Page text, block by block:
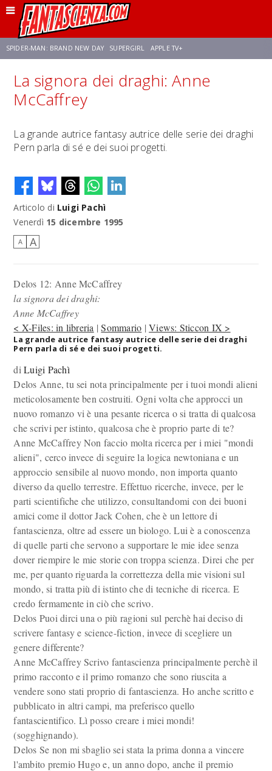
SPIDER-MAN: BRAND NEW DAY SUPERGIRL APPLE TV+
FRANCO RICCIARDIELLO ZENDAYA STAR TREK AVENGERS: DOOMSDAY
La signora dei draghi: Anne
McCaffrey
La grande autrice fantasy autrice delle serie dei draghi
Pern parla di sé e dei suoi progetti.
Articolo di Luigi Pachì
Venerdì 15 dicembre 1995
A A
Delos 12: Anne McCaffrey
la signora dei draghi:
Anne McCaffrey
< X-Files: in libreria |Sommario |Views: Sticcon IX >
La grande autrice fantasy autrice delle serie dei draghi
Pern parla di sé e dei suoi progetti.
diLuigi Pachì
Delos Anne, tu sei nota principalmente per i tuoi mondi alieni
meticolosamente ben costruiti. Ogni volta che approcci un
nuovo romanzo vi è una pesante ricerca o si tratta di qualcosa
che scrivi per istinto, qualcosa che è proprio parte di te?
Anne McCaffrey Non faccio molta ricerca per i miei "mondi
alieni", cerco invece di seguire la logica newtoniana e un
approccio sensibile al nuovo mondo, non importa quanto
diverso da quello terrestre. Effettuo ricerche, invece, per le
parti scientifiche che utilizzo, consultandomi con dei buoni
amici come il dottor Jack Cohen, che è un lettore di
fantascienza, oltre ad essere un biologo. Lui è a conoscenza
di quelle parti che servono a supportare le mie idee senza
dover riempire le mie storie con troppa scienza. Direi che per
me, per quanto riguarda la correttezza della mie visioni sul
mondo, si tratta più di istinto che di tecniche di ricerca. E
credo fermamente in ciò che scrivo.
Delos Puoi dirci una o più ragioni sul perchè hai deciso di
scrivere fantasy e science-fiction, invece di scegliere un
genere differente?
Anne McCaffrey Scrivo fantascienza principalmente perchè il
primo racconto e il primo romanzo che sono riuscita a
vendere sono stati proprio di fantascienza. Ho anche scritto e
pubblicato in altri campi, ma preferisco quello
fantascientifico. Lì posso creare i miei mondi!
(sogghignando).
Delos Se non mi sbaglio sei stata la prima donna a vincere
l'ambito premio Hugo e, un anno dopo, anche il premio